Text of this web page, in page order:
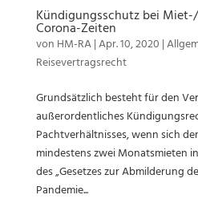
Kündigungsschutz bei
Corona-Zeiten
vonHM-RA|Apr. 10, 2020|
Reisevertragsrecht
Grundsätzlich besteht für den
außerordentliches
Pachtverhältnisses, wenn sich
mindestens zwei Monatsmieten
des „Gesetzes zur Abmilderung
Pandemie...